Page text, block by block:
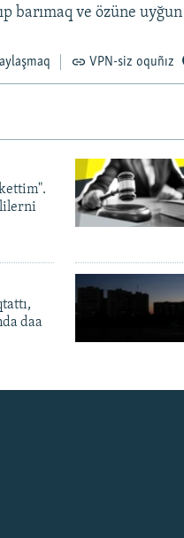
barımaq ve özüne
VPN-siz oquñız
daa